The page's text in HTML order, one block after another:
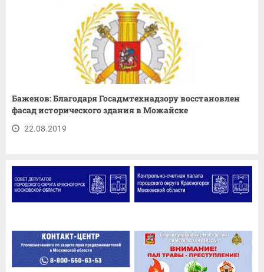
Баженов: Благодаря Госадмтехнадзору восстановлен
фасад исторического здания в Можайске
22.08.2019